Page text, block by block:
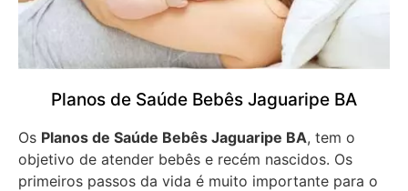
Planos de Saúde Bebês Jaguaripe BA
Os Planos de Saúde Bebês Jaguaripe BA, tem o
objetivo de atender bebês e recém nascidos. Os
primeiros passos da vida é muito importante para o